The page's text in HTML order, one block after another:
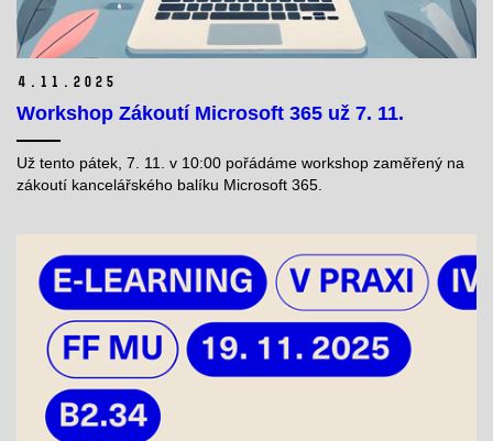
4. 11. 2025
Workshop Zákoutí Microsoft 365 už 7. 11.
Už tento pátek, 7. 11. v 10:00 pořádáme workshop zaměřený na
zákoutí kancelářského balíku Microsoft 365.